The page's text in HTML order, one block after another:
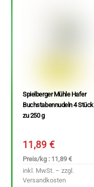
Spielberger Mühle Hafer
Buchstabennudeln 4 Stück
zu 250 g
11,89€
Preis/kg : 11,89 €
inkl. MwSt. – zzgl.
Versandkosten